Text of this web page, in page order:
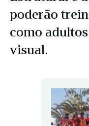
poderão
como
visual.